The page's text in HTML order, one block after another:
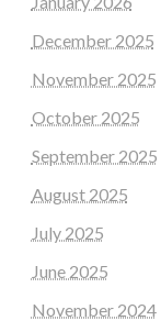
December 2025
November 2025
October 2025
September 2025
August 2025
July 2025
June 2025
November 2024